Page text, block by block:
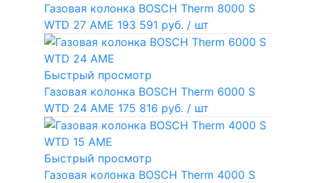
Газовая колонка BOSCH Therm 8000 S
WTD 27 AME 193 591 руб. / шт
Быстрый просмотр
Газовая колонка BOSCH Therm 6000 S
WTD 24 AME 175 816 руб. / шт
Быстрый просмотр
Газовая колонка BOSCH Therm 4000 S